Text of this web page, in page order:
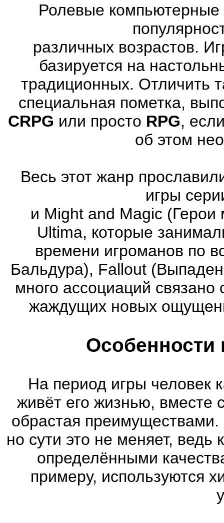
Ролевые компьютерные
различных возрастов.
базируется на
традиционных. Отличить
специальная пометка,
CRPG или просто RPG,
об этом
Весь этот жанр
игры
и Might and Magic
Ultima, которые
времени игроманов по
Бальдура), Fallout
много ассоциаций
жаждущих новых
Особенности
На период игры человек
живёт его жизнью, вместе
обрастая
но сути это не меняет,
определёнными
примеру, используются